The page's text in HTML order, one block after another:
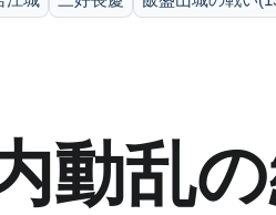
動乱